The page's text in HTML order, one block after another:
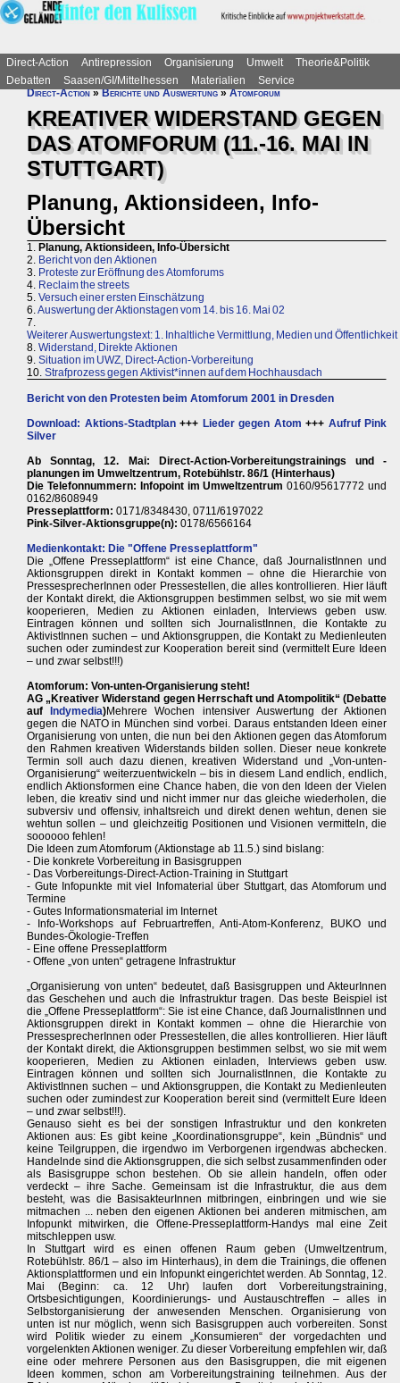
Direct-Action Antirepression Organisierung Umwelt
Theorie&Politik
Debatten
Saasen/GI/Mittelhessen Materialien
Service
Direct-Action»Berichte und Auswertung»Atomforum
KREATIVER WIDERSTAND GEGEN
DAS ATOMFORUM (11.-16. MAI IN
STUTTGART)
Planung, Aktionsideen, Info-
Übersicht
1. Planung, Aktionsideen, Info-Übersicht
2. Bericht von den Aktionen
3. Proteste zur Eröffnung des Atomforums
4. Reclaim the streets
5. Versuch einer ersten Einschätzung
6.Auswertung der Aktionstagen vom 14. bis 16. Mai 02
7.
Weiterer Auswertungstext: 1. Inhaltliche Vermittlung, Medien und Öffentlichkeit
8. Widerstand, Direkte Aktionen
9. Situation im UWZ, Direct-Action-Vorbereitung
10. Strafprozess gegen Aktivist*innen auf dem Hochhausdach
Bericht von den Protesten beim Atomforum 2001 in Dresden
Download: Aktions-Stadtplan+++ Lieder gegen Atom +++ Aufruf Pink
Silver
Ab Sonntag, 12. Mai: Direct-Action-Vorbereitungstrainings und -
planungen im Umweltzentrum, Rotebühlstr. 86/1 (Hinterhaus)
Die Telefonnummern: Infopoint im Umweltzentrum 0160/95617772 und
0162/8608949
Presseplattform: 0171/8348430, 0711/6197022
Pink-Silver-Aktionsgruppe(n): 0178/6566164
Medienkontakt: Die "Offene Presseplattform"
Die „Offene Presseplattform“ ist eine Chance, daß JournalistInnen und
Aktionsgruppen direkt in Kontakt kommen – ohne die Hierarchie von
PressesprecherInnen oder Pressestellen, die alles kontrollieren. Hier läuft
der Kontakt direkt, die Aktionsgruppen bestimmen selbst, wo sie mit wem
kooperieren, Medien zu Aktionen einladen, Interviews geben usw.
Eintragen können und sollten sich JournalistInnen, die Kontakte zu
AktivistInnen suchen – und Aktionsgruppen, die Kontakt zu Medienleuten
suchen oder zumindest zur Kooperation bereit sind (vermittelt Eure Ideen
– und zwar selbst!!!)
Atomforum: Von-unten-Organisierung steht!
AG „Kreativer Widerstand gegen Herrschaft und Atompolitik“ (Debatte
auf
Indymedia)Mehrere Wochen intensiver Auswertung der Aktionen
gegen die NATO in München sind vorbei. Daraus entstanden Ideen einer
Organisierung von unten, die nun bei den Aktionen gegen das Atomforum
den Rahmen kreativen Widerstands bilden sollen. Dieser neue konkrete
Termin soll auch dazu dienen, kreativen Widerstand und „Von-unten-
Organisierung“ weiterzuentwickeln – bis in diesem Land endlich, endlich,
endlich Aktionsformen eine Chance haben, die von den Ideen der Vielen
leben, die kreativ sind und nicht immer nur das gleiche wiederholen, die
subversiv und offensiv, inhaltsreich und direkt denen wehtun, denen sie
wehtun sollen – und gleichzeitig Positionen und Visionen vermitteln, die
soooooo fehlen!
Die Ideen zum Atomforum (Aktionstage ab 11.5.) sind bislang:
- Die konkrete Vorbereitung in Basisgruppen
- Das Vorbereitungs-Direct-Action-Training in Stuttgart
- Gute Infopunkte mit viel Infomaterial über Stuttgart, das Atomforum und
Termine
- Gutes Informationsmaterial im Internet
- Info-Workshops auf Februartreffen, Anti-Atom-Konferenz, BUKO und
Bundes-Ökologie-Treffen
- Eine offene Presseplattform
- Offene „von unten“ getragene Infrastruktur
„Organisierung von unten“ bedeutet, daß Basisgruppen und AkteurInnen
das Geschehen und auch die Infrastruktur tragen. Das beste Beispiel ist
die „Offene Presseplattform“: Sie ist eine Chance, daß JournalistInnen und
Aktionsgruppen direkt in Kontakt kommen – ohne die Hierarchie von
PressesprecherInnen oder Pressestellen, die alles kontrollieren. Hier läuft
der Kontakt direkt, die Aktionsgruppen bestimmen selbst, wo sie mit wem
kooperieren, Medien zu Aktionen einladen, Interviews geben usw.
Eintragen können und sollten sich JournalistInnen, die Kontakte zu
AktivistInnen suchen – und Aktionsgruppen, die Kontakt zu Medienleuten
suchen oder zumindest zur Kooperation bereit sind (vermittelt Eure Ideen
– und zwar selbst!!!).
Genauso sieht es bei der sonstigen Infrastruktur und den konkreten
Aktionen aus: Es gibt keine „Koordinationsgruppe“, kein „Bündnis“ und
keine Teilgruppen, die irgendwo im Verborgenen irgendwas abchecken.
Handelnde sind die Aktionsgruppen, die sich selbst zusammenfinden oder
als Basisgruppe schon bestehen. Ob sie allein handeln, offen oder
verdeckt – ihre Sache. Gemeinsam ist die Infrastruktur, die aus dem
besteht, was die BasisakteurInnen mitbringen, einbringen und wie sie
mitmachen ... neben den eigenen Aktionen bei anderen mitmischen, am
Infopunkt mitwirken, die Offene-Presseplattform-Handys mal eine Zeit
mitschleppen usw.
In Stuttgart wird es einen offenen Raum geben (Umweltzentrum,
Rotebühlstr. 86/1 – also im Hinterhaus), in dem die Trainings, die offenen
Aktionsplattformen und ein Infopunkt eingerichtet werden. Ab Sonntag, 12.
Mai (Beginn: ca. 12 Uhr) laufen dort Vorbereitungstraining,
Ortsbesichtigungen, Koordinierungs- und Austauschtreffen – alles in
Selbstorganisierung der anwesenden Menschen. Organisierung von
unten ist nur möglich, wenn sich Basisgruppen auch vorbereiten. Sonst
wird Politik wieder zu einem „Konsumieren“ der vorgedachten und
vorgelenkten Aktionen weniger. Zu dieser Vorbereitung empfehlen wir, daß
eine oder mehrere Personen aus den Basisgruppen, die mit eigenen
Ideen kommen, schon am Vorbereitungstraining teilnehmen. Aus der